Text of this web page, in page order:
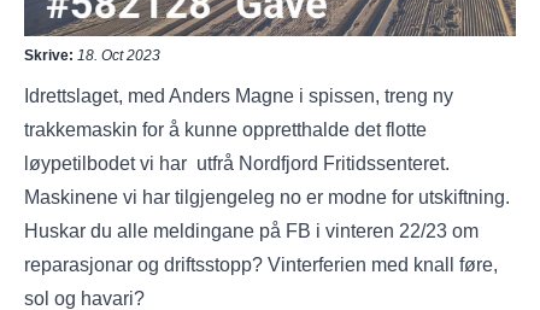
Skrive: 18. Oct 2023
Idrettslaget, med Anders Magne i spissen, treng ny
trakkemaskin for å kunne oppretthalde det flotte
løypetilbodet vi har utfrå Nordfjord Fritidssenteret.
Maskinene vi har tilgjengeleg no er modne for utskiftning.
Huskar du alle meldingane på FB i vinteren 22/23 om
reparasjonar og driftsstopp? Vinterferien med knall føre,
sol og havari?